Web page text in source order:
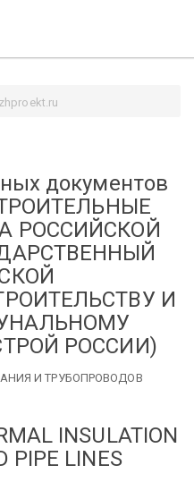
документов
РОССИЙСКОЙ
И
РОССИИ)
И ТРУБОПРОВОДОВ
INSULATION
PIPE LINES